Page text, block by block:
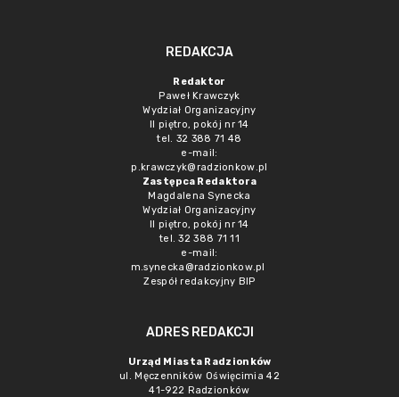
REDAKCJA
Redaktor
Paweł Krawczyk
Wydział Organizacyjny
II piętro, pokój nr 14
tel. 32 388 71 48
e-mail:
p.krawczyk@radzionkow.pl
Zastępca Redaktora
Magdalena Synecka
Wydział Organizacyjny
II piętro, pokój nr 14
tel. 32 388 71 11
e-mail:
m.synecka@radzionkow.pl
Zespół redakcyjny BIP
ADRES REDAKCJI
Urząd Miasta Radzionków
ul. Męczenników Oświęcimia 42
41-922 Radzionków